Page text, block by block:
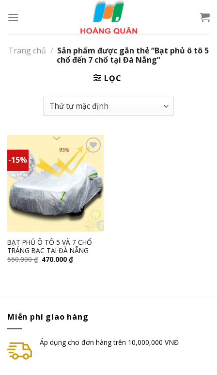
Trang chủ / Sản phẩm được gắn thẻ “Bạt phủ ô tô 5
chổ đến 7 chổ tại Đà Nẵng”
LỌC
-15%
Add to
wishlist
BẠT PHỦ Ô TÔ 5 VÀ 7 CHỔ
TRÁNG BẠC TẠI ĐÀ NẴNG
550.000₫ 470.000 ₫
Miễn phí giao hàng
Áp dụng cho đơn hàng trên 10,000,000 VNĐ